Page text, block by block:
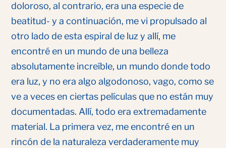
doloroso, al contrario, era una especie de
beatitud- y a continuación, me vi propulsado al
otro lado de esta espiral de luz y allí, me
encontré en un mundo de una belleza
absolutamente increíble, un mundo donde todo
era luz, y no era algo algodonoso, vago, como se
ve a veces en ciertas películas que no están muy
documentadas. Allí, todo era extremadamente
material. La primera vez, me encontré en un
rincón de la naturaleza verdaderamente muy